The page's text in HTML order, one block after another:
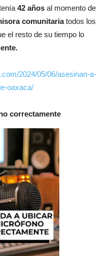
42 años al momento de
comunitariatodos los
el resto de su tiempo lo
2024/05/06/asesinan-a-
oaxaca/
correctamente